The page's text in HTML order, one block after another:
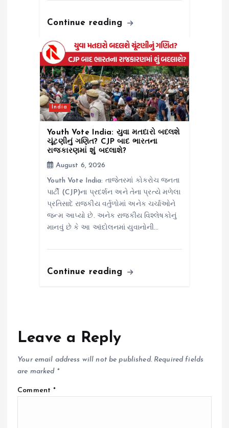
Continue reading
India
Youth Vote India: યુવા મતદારો બદલશે
ચૂંટણીનું ગણિત? CJP બાદ ભારતના
રાજકારણમાં શું બદલાશે?
August 6, 2026
Youth Vote India: તાજેતરમાં કોકરોચ જનતા
પાર્ટી (CJP)ના પ્રદર્શન અને તેના પ્રત્યે મળેલા
પ્રતિસાદે રાજકીય વર્તુળોમાં અનેક ચર્ચાઓને
જન્મ આપ્યો છે. અનેક રાજકીય વિશ્લેષકોનું
માનવું છે કે આ આંદોલનમાં યુવાનોની…
Continue reading
Leave a Reply
Your email address will not be published. Required fields
are marked *
Comment*